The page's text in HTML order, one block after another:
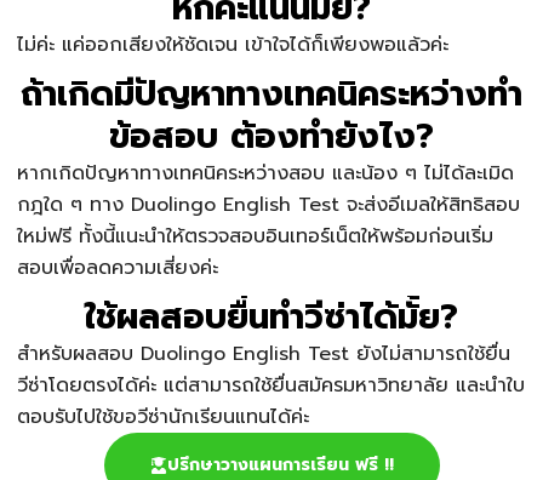
ไม่ค่ะ แค่ออกเสียงให้ชัดเจน เข้าใจได้ก็เพียงพอแล้วค่ะ
ถ้าเกิดมีปัญหาทางเทคนิคระหว่างทำ
ข้อสอบ ต้องทำยังไง?
หากเกิดปัญหาทางเทคนิคระหว่างสอบ และน้อง ๆ ไม่ได้ละเมิด
กฎใด ๆ ทาง Duolingo English Test จะส่งอีเมลให้สิทธิสอบ
ใหม่ฟรี ทั้งนี้แนะนำให้ตรวจสอบอินเทอร์เน็ตให้พร้อมก่อนเริ่ม
สอบเพื่อลดความเสี่ยงค่ะ
ใช้ผลสอบยื่นทำวีซ่าได้มั้ย?
สำหรับผลสอบ Duolingo English Test ยังไม่สามารถใช้ยื่น
วีซ่าโดยตรงได้ค่ะ แต่สามารถใช้ยื่นสมัครมหาวิทยาลัย และนำใบ
ตอบรับไปใช้ขอวีซ่านักเรียนแทนได้ค่ะ
ปรึกษาวางแผนการเรียน ฟรี !!